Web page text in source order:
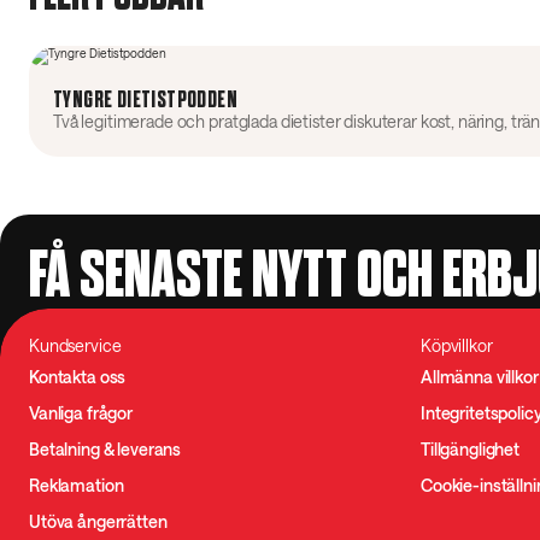
TYNGRE DIETISTPODDEN
FÅ SENASTE NYTT OCH
Kundservice
Kontakta oss
Vanliga frågor
Betalning & leverans
Reklamation
Utöva ångerrätten
Köpvillkor
Allmänna villkor
Tillgänglighet
Cookie-